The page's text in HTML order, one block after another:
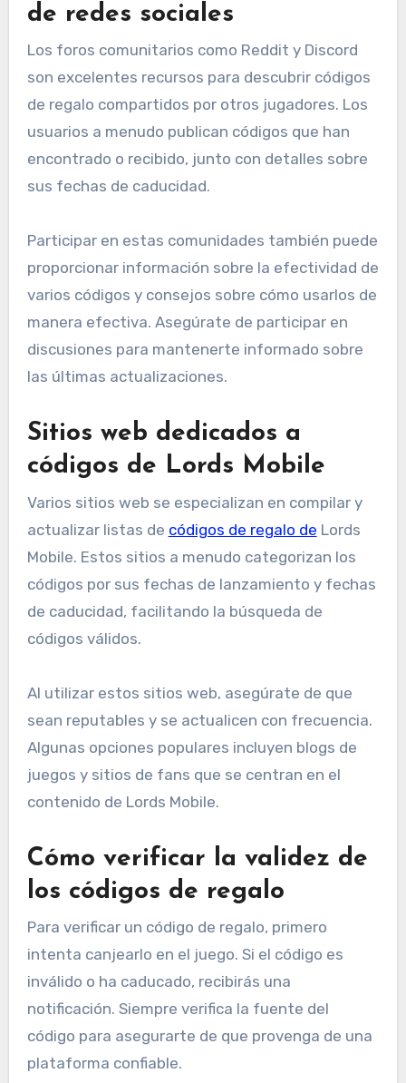
de redes sociales
Los foros comunitarios como Reddit y Discord
son excelentes recursos para descubrir códigos
de regalo compartidos por otros jugadores. Los
usuarios a menudo publican códigos que han
encontrado o recibido, junto con detalles sobre
sus fechas de caducidad.
Participar en estas comunidades también puede
proporcionar información sobre la efectividad de
varios códigos y consejos sobre cómo usarlos de
manera efectiva. Asegúrate de participar en
discusiones para mantenerte informado sobre
las últimas actualizaciones.
Sitios web dedicados a
códigos de Lords Mobile
Varios sitios web se especializan en compilar y
actualizar listas de códigos de regalo de Lords
Mobile. Estos sitios a menudo categorizan los
códigos por sus fechas de lanzamiento y fechas
de caducidad, facilitando la búsqueda de
códigos válidos.
Al utilizar estos sitios web, asegúrate de que
sean reputables y se actualicen con frecuencia.
Algunas opciones populares incluyen blogs de
juegos y sitios de fans que se centran en el
contenido de Lords Mobile.
Cómo verificar la validez de
los códigos de regalo
Para verificar un código de regalo, primero
intenta canjearlo en el juego. Si el código es
inválido o ha caducado, recibirás una
notificación. Siempre verifica la fuente del
código para asegurarte de que provenga de una
plataforma confiable.